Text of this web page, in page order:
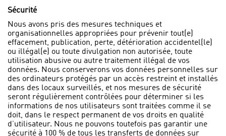
Sécurité
Nous avons pris des mesures techniques et
organisationnelles appropriées pour prévenir tout(e)
effacement, publication, perte, détérioration accidentel(le)
ou illégal(e) ou toute divulgation non autorisée, toute
utilisation abusive ou autre traitement illégal de vos
données. Nous conserverons vos données personnelles sur
des ordinateurs protégés par un accès restreint et installés
dans des locaux surveillés, et nos mesures de sécurité
seront régulièrement contrôlées pour déterminer si les
informations de nos utilisateurs sont traitées comme il se
doit, dans le respect permanent de vos droits en qualité
d’utilisateur. Nous ne pouvons toutefois pas garantir une
sécurité à 100 % de tous les transferts de données sur